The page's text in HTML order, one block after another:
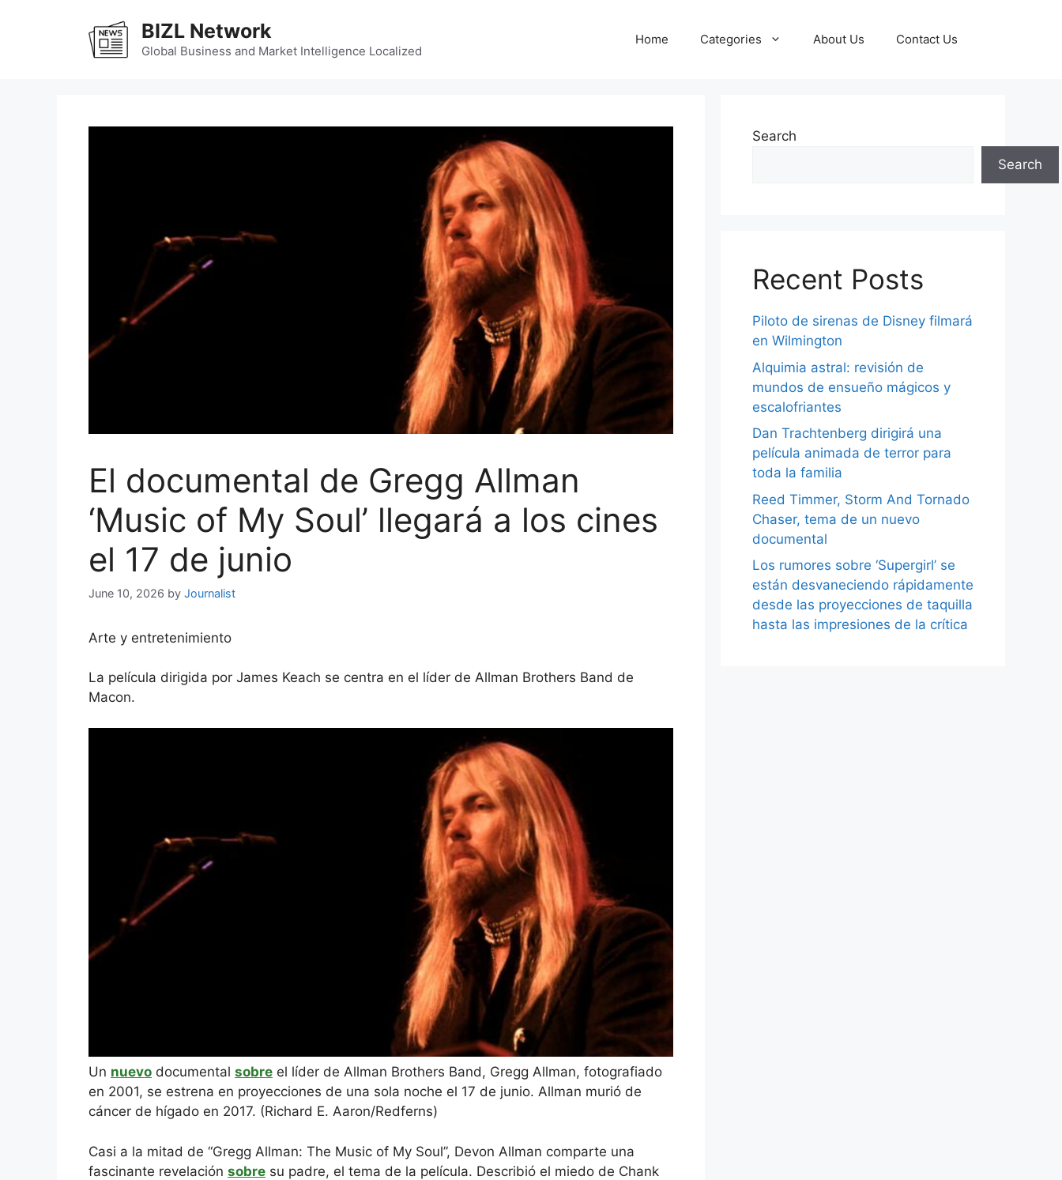
BIZL Network
Global Business and Market Intelligence Localized
Home Categories About Us Contact Us
El documental de Gregg Allman
‘Music of My Soul’ llegará a los cines
el 17 de junio
June 10, 2026 by Journalist
Arte y entretenimiento
La película dirigida por James Keach se centra en el líder de Allman Brothers Band de
Macon.
Un nuevo documental sobre el líder de Allman Brothers Band, Gregg Allman, fotografiado
en 2001, se estrena en proyecciones de una sola noche el 17 de junio. Allman murió de
cáncer de hígado en 2017. (Richard E. Aaron/Redferns)
Casi a la mitad de “Gregg Allman: The Music of My Soul”, Devon Allman comparte una
fascinante revelación sobre su padre, el tema de la película. Describió el miedo de Chank
Search
Search
Recent Posts
Piloto de sirenas de Disney filmará
en Wilmington
Alquimia astral: revisión de
mundos de ensueño mágicos y
escalofriantes
Dan Trachtenberg dirigirá una
película animada de terror para
toda la familia
Reed Timmer, Storm And Tornado
Chaser, tema de un nuevo
documental
Los rumores sobre ‘Supergirl’ se
están desvaneciendo rápidamente
desde las proyecciones de taquilla
hasta las impresiones de la crítica